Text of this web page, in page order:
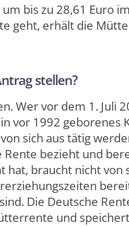
bis zu 28,61 Euro
geht, erhält die
stellen?
Wer vor dem 1. Juli
vor 1992 geborenes
sich aus tätig
Rente bezieht und
braucht nicht von
Die Deutsche
und